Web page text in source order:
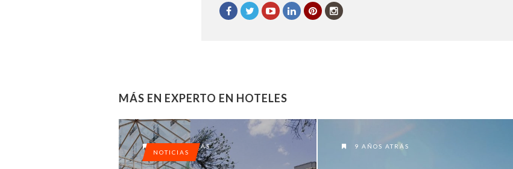
MÁS EN EXPERTO EN HOTELES
7 AÑOS ATRÁS
NOTICIAS
9 AÑOS ATRÁS